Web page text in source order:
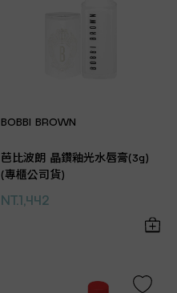
BOBBI BROWN
芭比波朗 晶鑽釉光水唇膏(3g)
(專櫃公司貨)
NT.1,442